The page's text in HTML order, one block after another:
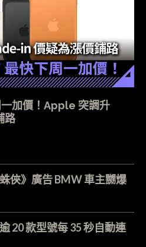
加價！Apple 突調升
路
俠》廣告 BMW 車主嬲爆
20 款型號每 35 秒自動連